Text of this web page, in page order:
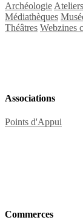
Archéologie Ateliers
Médiathèques
Théâtres Webzines
Associations
Points d'Appui
Commerces